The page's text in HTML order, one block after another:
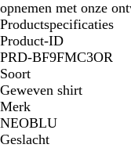
opnemen met onze
Productspecificaties
Product-ID
PRD-BF9FMC3OR
Soort
Geweven shirt
Merk
NEOBLU
Geslacht